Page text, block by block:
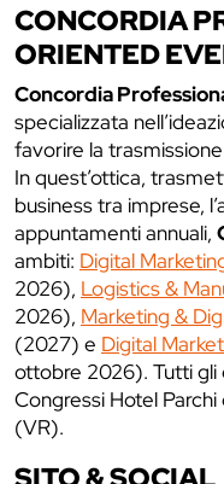
CONCORDIA
ORIENTED
Concordia
specializzata
favorire la
In quest’ottica,
business tra imprese,
appuntamenti annuali,
ambiti: Digital
2026), Logistics &
2026), Marketing &
(2027) e Digital
ottobre 2026). Tutti gli
Congressi Hotel
(VR).